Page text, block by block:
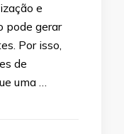
e
pode gerar
Por isso,
de
uma …